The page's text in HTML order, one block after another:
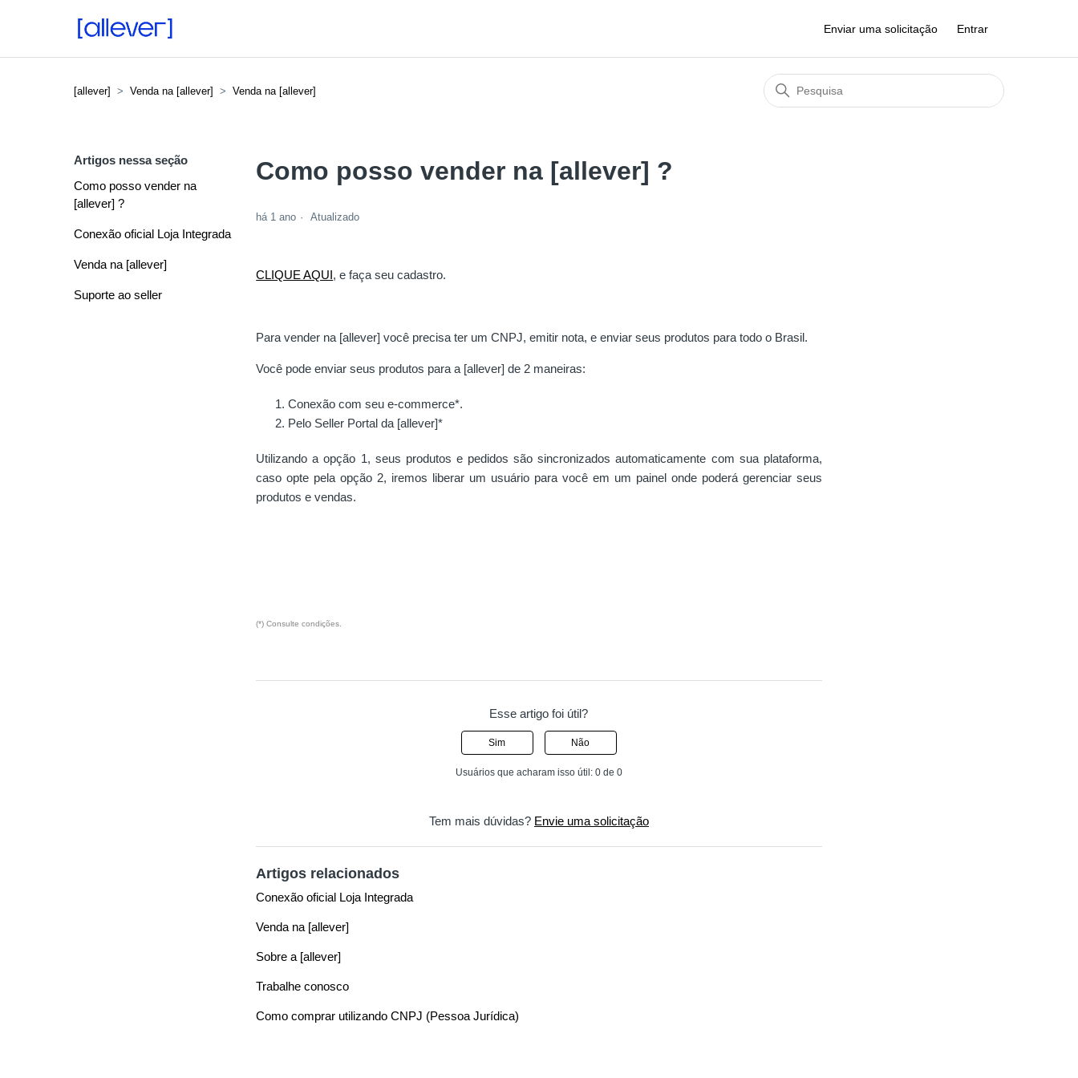
Enviar uma solicitação Entrar
[allever] Venda na [allever] Venda na [allever]
Artigos nessa seção
Como posso vender na
[allever] ?
Conexão oficial Loja Integrada
Venda na [allever]
Suporte ao seller
Como posso vender na [allever] ?
há 1 ano Atualizado
CLIQUE AQUI , e faça seu cadastro.
Para vender na [allever] você precisa ter um CNPJ, emitir nota, e enviar seus produtos para todo o Brasil.
Você pode enviar seus produtos para a [allever] de 2 maneiras:
Conexão com seu e-commerce*.
Pelo Seller Portal da [allever]*
Utilizando a opção 1, seus produtos e pedidos são sincronizados automaticamente com sua plataforma,
caso opte pela opção 2, iremos liberar um usuário para você em um painel onde poderá gerenciar seus
produtos e vendas.
(*) Consulte condições.
Esse artigo foi útil?
Sim Não
Usuários que acharam isso útil: 0 de 0
Tem mais dúvidas? Envie uma solicitação
Artigos relacionados
Conexão oficial Loja Integrada
Venda na [allever]
Sobre a [allever]
Trabalhe conosco
Como comprar utilizando CNPJ (Pessoa Jurídica)